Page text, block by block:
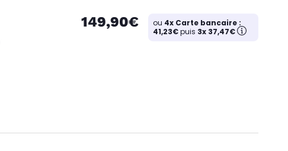
149,90€ ou 4x Carte bancaire :
41,23€puis 3x 37,47€